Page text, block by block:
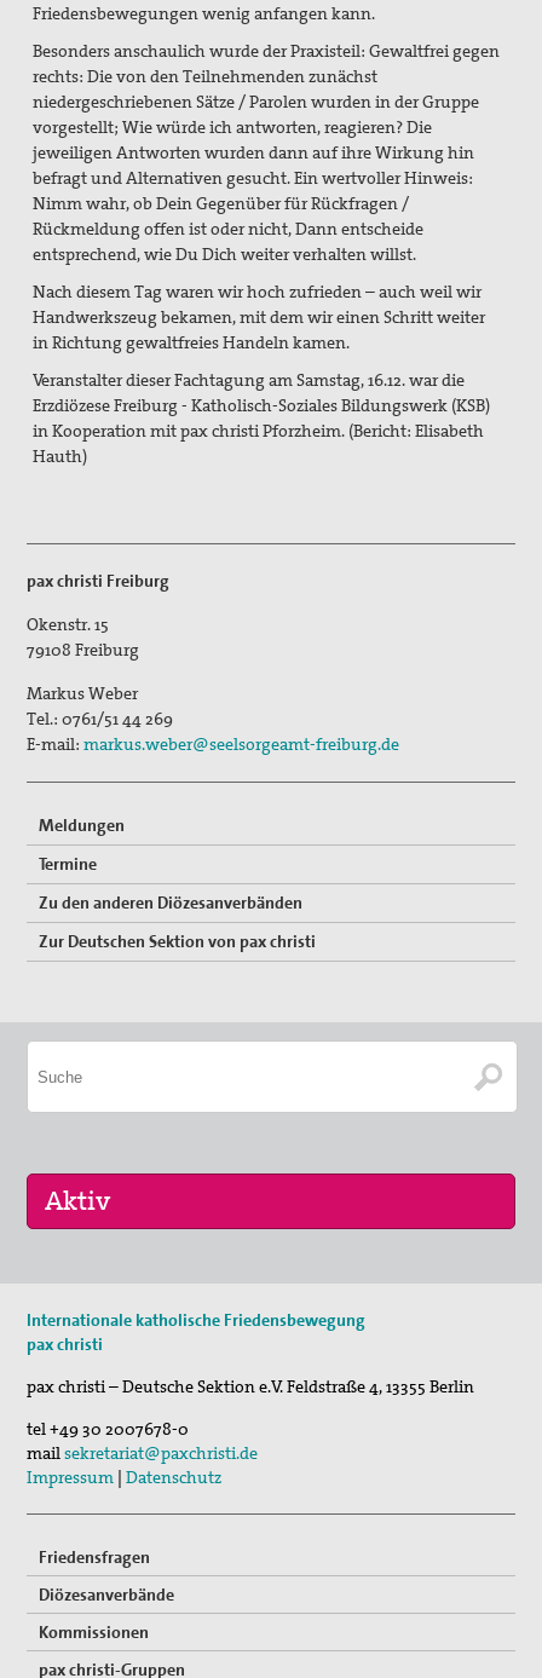
2019_Zum 75. Todestag Max Josef Metzgers
2017_Ohne tiefstes Christentum ist Krieg
2015_Tagung: Der Krieg, die Kirchen und die Pazifisten
2014_Abschluss des diözesanen
Seligsprechungsprozesses
2012_125 Jahre Max Josef Metzger
Christliche Kriegsverweigerung und die Kirchen 1914
Die Kirche und der Krieg
Ausstellung
Bibliothek
Vernetzung
Publikationen
"Alle müssen den Krieg verlästern"
Unser Standpunkt: Kirche als Friedensbewegung
Gottes auf Erden
Unser Kongress 2015: Gerechten Frieden weiter denken
Das Thema "Frieden" bei der ACK Baden-Württemberg
Themenheft "Frieden" aus der Reihe "IMULSE für die
Newsletter
Bausteine für Friedensgebete und anderes zum
Ukrainekonflikt
Suche
Friedensbewegungen wenig anfangen kann.
Besonders anschaulich wurde der Praxisteil: Gewaltfrei gegen
rechts: Die von den Teilnehmenden zunächst
niedergeschriebenen Sätze / Parolen wurden in der Gruppe
vorgestellt; Wie würde ich antworten, reagieren? Die
jeweiligen Antworten wurden dann auf ihre Wirkung hin
befragt und Alternativen gesucht. Ein wertvoller Hinweis:
Nimm wahr, ob Dein Gegenüber für Rückfragen /
Rückmeldung offen ist oder nicht, Dann entscheide
entsprechend, wie Du Dich weiter verhalten willst.
Nach diesem Tag waren wir hoch zufrieden – auch weil wir
Handwerkszeug bekamen, mit dem wir einen Schritt weiter
in Richtung gewaltfreies Handeln kamen.
Veranstalter dieser Fachtagung am Samstag, 16.12. war die
Erzdiözese Freiburg - Katholisch-Soziales Bildungswerk (KSB)
in Kooperation mit pax christi Pforzheim. (Bericht: Elisabeth
Hauth)
pax christi Freiburg
Okenstr. 15
79108 Freiburg
Markus Weber
Tel.:0761/51 44 269
E-mail:markus.weber@seelsorgeamt-freiburg.de
Meldungen
Termine
Zu den anderen Diözesanverbänden
Zur Deutschen Sektion von pax christi
St. Peter-Lindenberg: Lesungen unter den Lind…
St. Peter-Lindenberg: Diözesanversammlung 202…
03. Okt 2026
Stuttgart (und Berlin): Bundesweite Friedensd…
Internationale katholische Friedensbewegung
pax christi
pax christi – Deutsche Sektion e.V.Feldstraße 4,13355 Berlin
tel+49 30 2007678-0
mailsekretariat@paxchristi.de
Impressum |Datenschutz
Friedensfragen
Diözesanverbände
Kommissionen
pax christi-Gruppen